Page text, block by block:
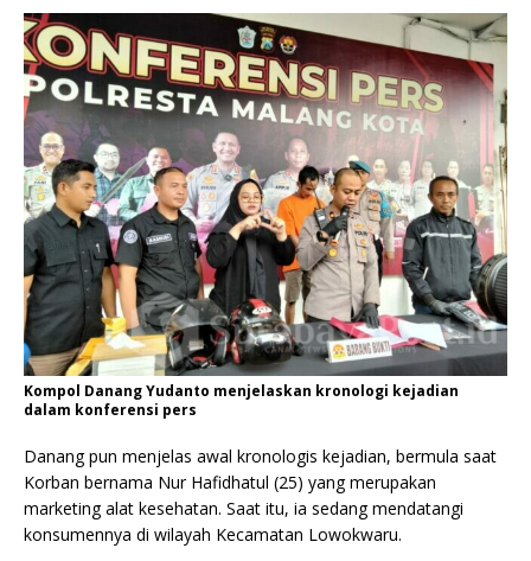
Kompol Danang Yudanto menjelaskan kronologi kejadian
dalam konferensi pers
Danang pun menjelas awal kronologis kejadian, bermula saat
Korban bernama Nur Hafidhatul (25) yang merupakan
marketing alat kesehatan. Saat itu, ia sedang mendatangi
konsumennya di wilayah Kecamatan Lowokwaru.